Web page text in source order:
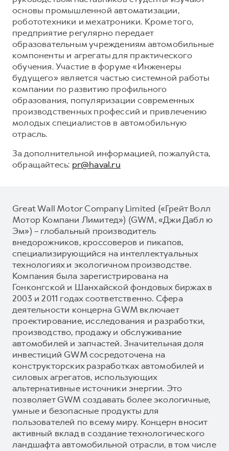
основы промышленной автоматизации,
робототехники и мехатроники. Кроме того,
предприятие регулярно передает
образовательным учреждениям автомобильные
компоненты и агрегаты для практического
обучения. Участие в форуме «Инженеры
будущего» является частью системной работы
компании по развитию профильного
образования, популяризации современных
производственных профессий и привлечению
молодых специалистов в автомобильную
отрасль.
За дополнительной информацией, пожалуйста,
обращайтесь: pr@haval.ru
Great Wall Motor Company Limited («Грейт Волл
Мотор Компани Лимитед») (GWM, «Джи Дабл ю
Эм») – глобальный производитель
внедорожников, кроссоверов и пикапов,
специализирующийся на интеллектуальных
технологиях и экологичном производстве.
Компания была зарегистрирована на
Гонконгской и Шанхайской фондовых биржах в
2003 и 2011 годах соответственно. Сфера
деятельности концерна GWM включает
проектирование, исследования и разработки,
производство, продажу и обслуживание
автомобилей и запчастей. Значительная доля
инвестиций GWM сосредоточена на
конструкторских разработках автомобилей и
силовых агрегатов, использующих
альтернативные источники энергии. Это
позволяет GWM создавать более экологичные,
умные и безопасные продукты для
пользователей по всему миру. Концерн вносит
активный вклад в создание технологического
ландшафта автомобильной отрасли, в том числе